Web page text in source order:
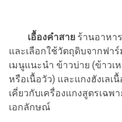
เอื้องคำสาย ร้านอาหา
และเลือกใช้วัตถุดิบจากฟา
เมนูแนะนำ ข้าวบ่าย (ข้าว
หรือเนื้อวัว) และแกงฮังเล
เคี่ยวกับเครื่องแกงสูตรเฉพ
เอกลักษณ์